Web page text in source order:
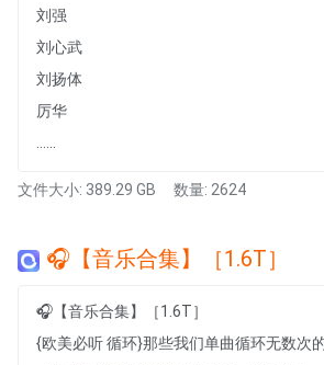
刘强
刘心武
刘扬体
厉华
文件大小: 389.29 GB 数量: 2624
🎧【音乐合集】［1.6T］
🎧【音乐合集】［1.6T］